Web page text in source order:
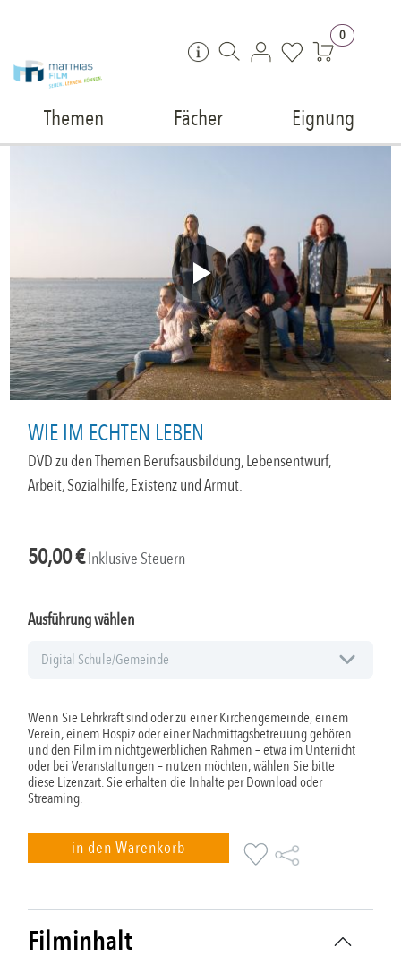
0
Themen Fächer Eignung
WIE IM ECHTEN LEBEN
DVD zu den Themen Berufsausbildung, Lebensentwurf,
Arbeit, Sozialhilfe, Existenz und Armut.
50,00€Inklusive Steuern
Ausführung wählen
Wenn Sie Lehrkraft sind oder zu einer Kirchengemeinde, einem
Verein, einem Hospiz oder einer Nachmittagsbetreuung gehören
und den Film im nichtgewerblichen Rahmen – etwa im Unterricht
oder bei Veranstaltungen – nutzen möchten, wählen Sie bitte
diese Lizenzart. Sie erhalten die Inhalte per Download oder
Streaming.
in den Warenkorb
Filminhalt